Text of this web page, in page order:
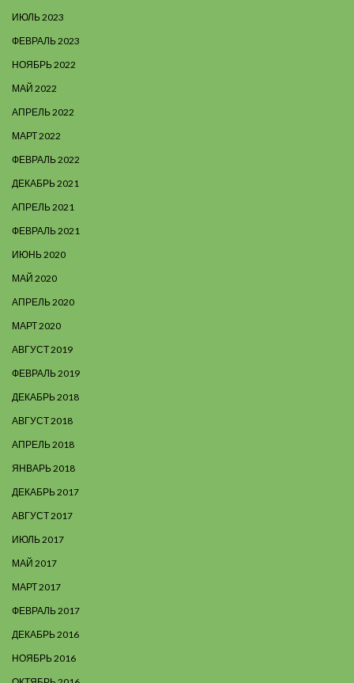
ИЮЛЬ 2023
ФЕВРАЛЬ 2023
НОЯБРЬ 2022
МАЙ 2022
АПРЕЛЬ 2022
МАРТ 2022
ФЕВРАЛЬ 2022
ДЕКАБРЬ 2021
АПРЕЛЬ 2021
ФЕВРАЛЬ 2021
ИЮНЬ 2020
МАЙ 2020
АПРЕЛЬ 2020
МАРТ 2020
АВГУСТ 2019
ФЕВРАЛЬ 2019
ДЕКАБРЬ 2018
АВГУСТ 2018
АПРЕЛЬ 2018
ЯНВАРЬ 2018
ДЕКАБРЬ 2017
АВГУСТ 2017
ИЮЛЬ 2017
МАЙ 2017
МАРТ 2017
ФЕВРАЛЬ 2017
ДЕКАБРЬ 2016
НОЯБРЬ 2016